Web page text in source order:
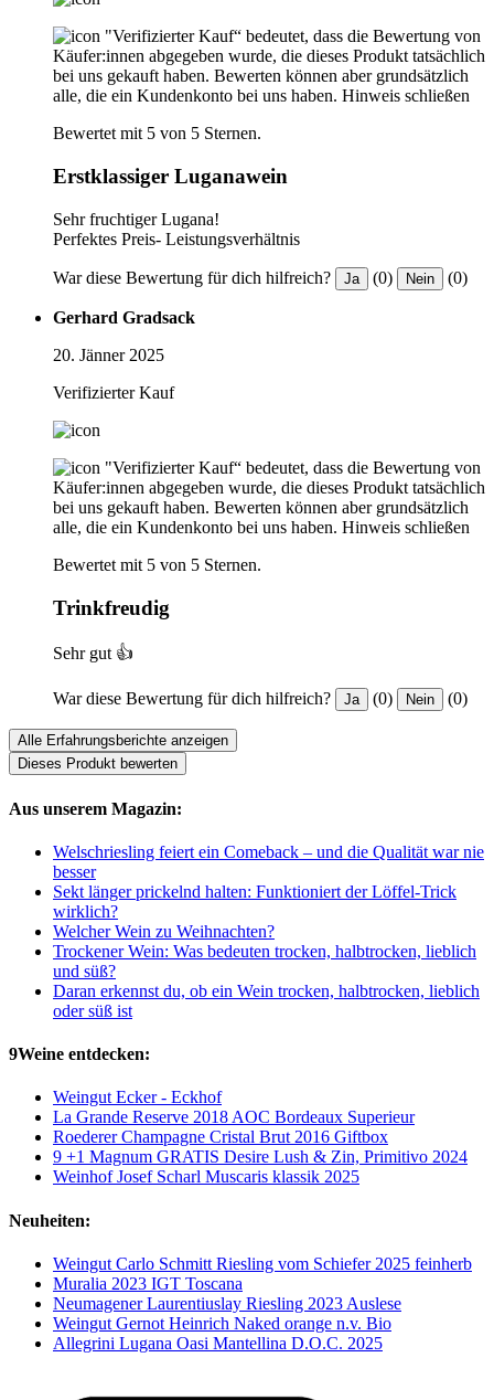
"Verifizierter Kauf“ bedeutet, dass die Bewertung von
Käufer:innen abgegeben wurde, die dieses Produkt tatsächlich
bei uns gekauft haben. Bewerten können aber grundsätzlich
alle, die ein Kundenkonto bei uns haben. Hinweis schließen
Bewertet mit 5 von 5 Sternen.
Erstklassiger Luganawein
Sehr fruchtiger Lugana!
Perfektes Preis- Leistungsverhältnis
War diese Bewertung für dich hilfreich? Ja (0) Nein (0)
Gerhard Gradsack
20. Jänner 2025
Verifizierter Kauf
"Verifizierter Kauf“ bedeutet, dass die Bewertung von
Käufer:innen abgegeben wurde, die dieses Produkt tatsächlich
bei uns gekauft haben. Bewerten können aber grundsätzlich
alle, die ein Kundenkonto bei uns haben. Hinweis schließen
Bewertet mit 5 von 5 Sternen.
Trinkfreudig
Sehr gut 👍
War diese Bewertung für dich hilfreich? Ja (0) Nein (0)
Alle Erfahrungsberichte anzeigen
Dieses Produkt bewerten
Aus unserem Magazin:
Welschriesling feiert ein Comeback – und die Qualität war nie
besser
Sekt länger prickelnd halten: Funktioniert der Löffel-Trick
wirklich?
Welcher Wein zu Weihnachten?
Trockener Wein: Was bedeuten trocken, halbtrocken, lieblich
und süß?
Daran erkennst du, ob ein Wein trocken, halbtrocken, lieblich
oder süß ist
9Weine entdecken:
Weingut Ecker - Eckhof
La Grande Reserve 2018 AOC Bordeaux Superieur
Roederer Champagne Cristal Brut 2016 Giftbox
9 +1 Magnum GRATIS Desire Lush & Zin, Primitivo 2024
Weinhof Josef Scharl Muscaris klassik 2025
Neuheiten:
Weingut Carlo Schmitt Riesling vom Schiefer 2025 feinherb
Muralia 2023 IGT Toscana
Neumagener Laurentiuslay Riesling 2023 Auslese
Weingut Gernot Heinrich Naked orange n.v. Bio
Allegrini Lugana Oasi Mantellina D.O.C. 2025